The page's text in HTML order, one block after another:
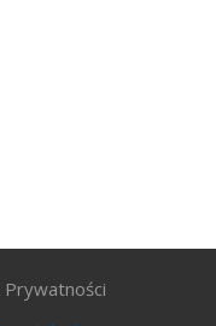
Prywatności